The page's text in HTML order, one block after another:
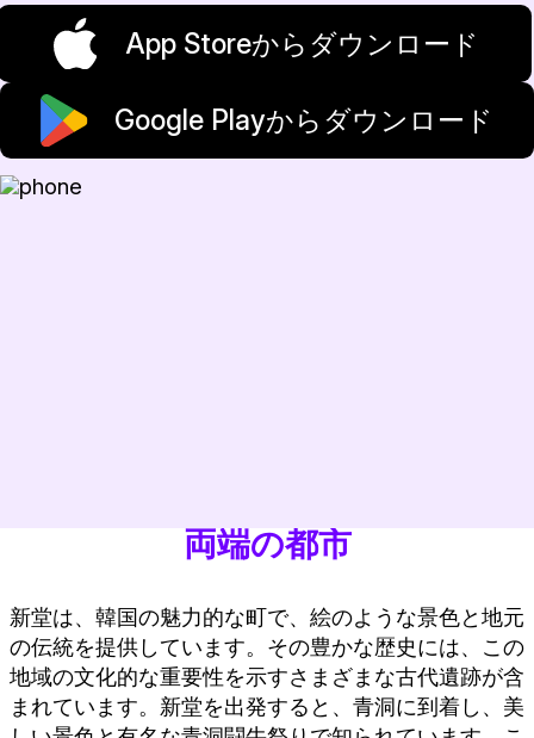
App Storeからダウンロード
Google Playからダウンロード
両端の都市
新堂は、韓国の魅力的な町で、絵のような景色と地元
の伝統を提供しています。その豊かな歴史には、この
地域の文化的な重要性を示すさまざまな古代遺跡が含
まれています。新堂を出発すると、青洞に到着し、美